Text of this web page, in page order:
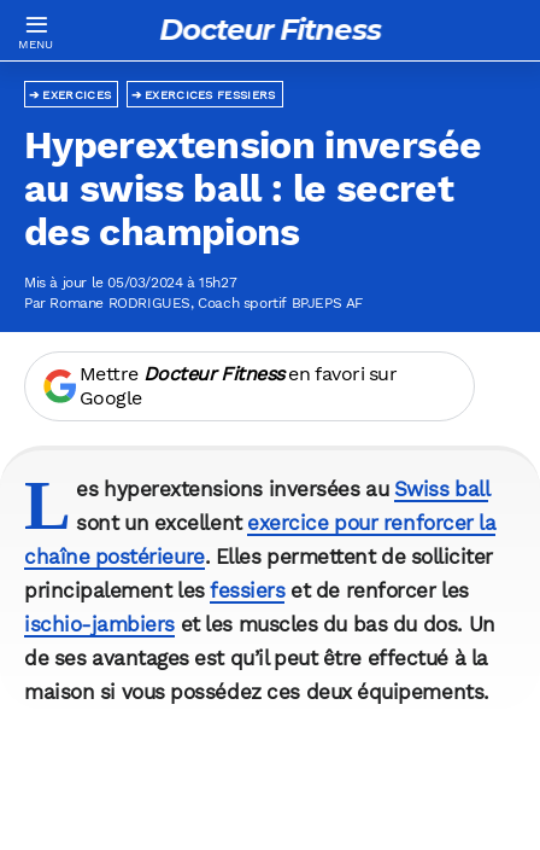
Docteur Fitness
EXERCICES FESSIERS
EXERCICES
Hyperextension inversée
au swiss ball : le secret
des champions
Mis à jour le 05/03/2024 à 15h27
Par Romane RODRIGUES, Coach sportif BPJEPS AF
Mettre Docteur Fitnessen favori sur
Google
L es hyperextensions inversées au Swiss ball
sont un excellent exercice pour renforcer la
chaîne postérieure. Elles permettent de solliciter
principalement lesfessierset de renforcer les
ischio-jambierset les muscles du bas du dos. Un
de ses avantages est qu’il peut être effectué à la
maison si vous possédez ces deux équipements.